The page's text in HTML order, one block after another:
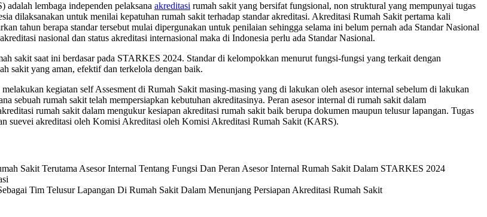
lembaga independen pelaksana akreditasi rumah sakit yang bersifat fungsional, non struktural yang mempunyai tugas
dilaksanakan untuk menilai kepatuhan rumah sakit terhadap standar akreditasi. Akreditasi Rumah Sakit pertama kali
tahun berapa standar tersebut mulai dipergunakan untuk penilaian sehingga selama ini belum pernah ada Standar Nasional
nasional dan status akreditasi internasional maka di Indonesia perlu ada Standar Nasional.
sakit saat ini berdasar pada STARKES 2024. Standar di kelompokkan menurut fungsi-fungsi yang terkait dengan
sakit yang aman, efektif dan terkelola dengan baik.
kegiatan self Assesment di Rumah Sakit masing-masing yang di lakukan oleh asesor internal sebelum di lakukan
rumah sakit telah mempersiapkan kebutuhan akreditasinya. Peran asesor internal di rumah sakit dalam
rumah sakit dalam mengukur kesiapan akreditasi rumah sakit baik berupa dokumen maupun telusur lapangan. Tugas
suevei akreditasi oleh Komisi Akreditasi oleh Komisi Akreditasi Rumah Sakit (KARS).
Sakit Terutama Asesor Internal Tentang Fungsi Dan Peran Asesor Internal Rumah Sakit Dalam STARKES 2024
Tim Telusur Lapangan Di Rumah Sakit Dalam Menunjang Persiapan Akreditasi Rumah Sakit